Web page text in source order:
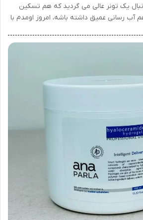
یک تونر عالی می گردید که هم تسکین
آب رسانی عمیق داشته باشه، امروز اومدم با